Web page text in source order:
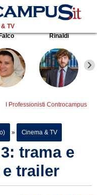
TV
Rinaldi
I Professionisti Controcampus
» Cinema & TV
trama e
trailer